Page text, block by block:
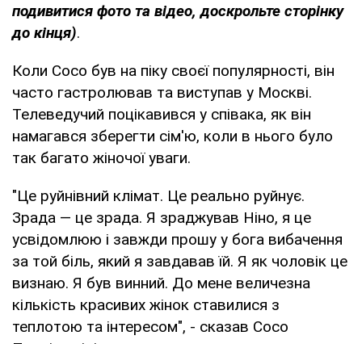
подивитися фото та відео, доскрольте сторінку
до кінця).
Коли Сосо був на піку своєї популярності, він
часто гастролював та виступав у Москві.
Телеведучий поцікавився у співака, як він
намагався зберегти сім'ю, коли в нього було
так багато жіночої уваги.
"Це руйнівний клімат. Це реально руйнує.
Зрада — це зрада. Я зраджував Ніно, я це
усвідомлюю і завжди прошу у бога вибачення
за той біль, який я завдавав їй. Я як чоловік це
визнаю. Я був винний. До мене величезна
кількість красивих жінок ставилися з
теплотою та інтересом", - сказав Сосо